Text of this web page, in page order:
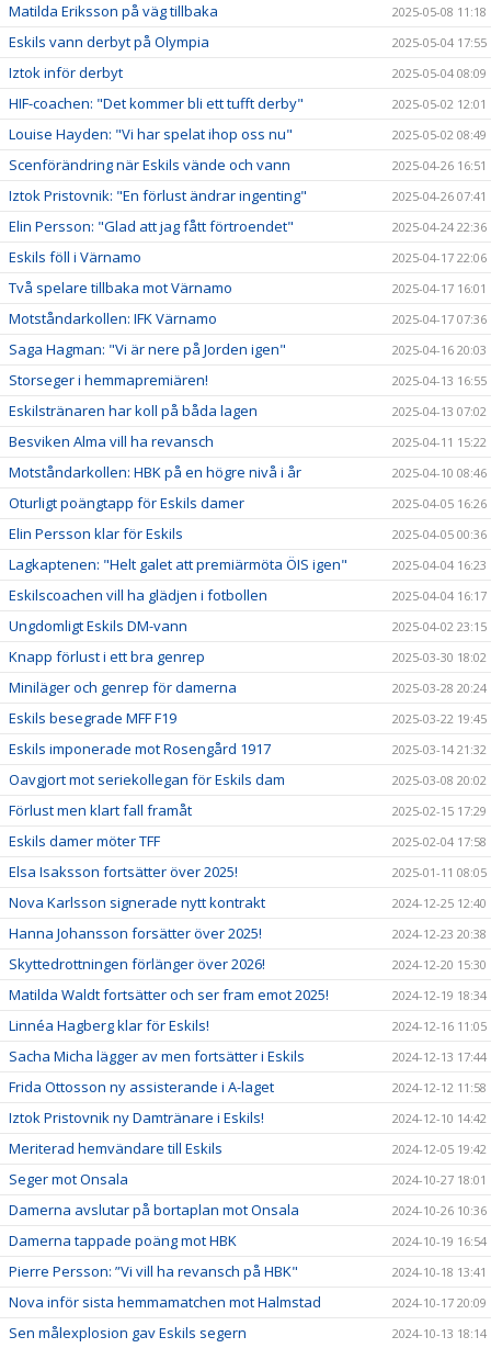
Matilda Eriksson på väg tillbaka 2025-05-08 11:18
Eskils vann derbyt på Olympia 2025-05-04 17:55
Iztok inför derbyt 2025-05-04 08:09
HIF-coachen: "Det kommer bli ett tufft derby" 2025-05-02 12:01
Louise Hayden: "Vi har spelat ihop oss nu" 2025-05-02 08:49
Scenförändring när Eskils vände och vann 2025-04-26 16:51
Iztok Pristovnik: "En förlust ändrar ingenting" 2025-04-26 07:41
Elin Persson: "Glad att jag fått förtroendet" 2025-04-24 22:36
Eskils föll i Värnamo 2025-04-17 22:06
Två spelare tillbaka mot Värnamo 2025-04-17 16:01
Motståndarkollen: IFK Värnamo 2025-04-17 07:36
Saga Hagman: "Vi är nere på Jorden igen" 2025-04-16 20:03
Storseger i hemmapremiären! 2025-04-13 16:55
Eskilstränaren har koll på båda lagen 2025-04-13 07:02
Besviken Alma vill ha revansch 2025-04-11 15:22
Motståndarkollen: HBK på en högre nivå i år 2025-04-10 08:46
Oturligt poängtapp för Eskils damer 2025-04-05 16:26
Elin Persson klar för Eskils 2025-04-05 00:36
Lagkaptenen: "Helt galet att premiärmöta ÖIS igen" 2025-04-04 16:23
Eskilscoachen vill ha glädjen i fotbollen 2025-04-04 16:17
Ungdomligt Eskils DM-vann 2025-04-02 23:15
Knapp förlust i ett bra genrep 2025-03-30 18:02
Miniläger och genrep för damerna 2025-03-28 20:24
Eskils besegrade MFF F19 2025-03-22 19:45
Eskils imponerade mot Rosengård 1917 2025-03-14 21:32
Oavgjort mot seriekollegan för Eskils dam 2025-03-08 20:02
Förlust men klart fall framåt 2025-02-15 17:29
Eskils damer möter TFF 2025-02-04 17:58
Elsa Isaksson fortsätter över 2025! 2025-01-11 08:05
Nova Karlsson signerade nytt kontrakt 2024-12-25 12:40
Hanna Johansson forsätter över 2025! 2024-12-23 20:38
Skyttedrottningen förlänger över 2026! 2024-12-20 15:30
Matilda Waldt fortsätter och ser fram emot 2025! 2024-12-19 18:34
Linnéa Hagberg klar för Eskils! 2024-12-16 11:05
Sacha Micha lägger av men fortsätter i Eskils 2024-12-13 17:44
Frida Ottosson ny assisterande i A-laget 2024-12-12 11:58
Iztok Pristovnik ny Damtränare i Eskils! 2024-12-10 14:42
Meriterad hemvändare till Eskils 2024-12-05 19:42
Seger mot Onsala 2024-10-27 18:01
Damerna avslutar på bortaplan mot Onsala 2024-10-26 10:36
Damerna tappade poäng mot HBK 2024-10-19 16:54
Pierre Persson: ”Vi vill ha revansch på HBK" 2024-10-18 13:41
Nova inför sista hemmamatchen mot Halmstad 2024-10-17 20:09
Sen målexplosion gav Eskils segern 2024-10-13 18:14